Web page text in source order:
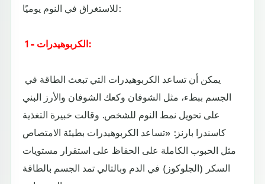
للاستغراق في النوم يوميًا:
1 - الكربوهيدرات:
الجسم ببطء، مثل الشوفان وكعك الشوفان والأرز البني
على تحويل نمط النوم للشخص. وقالت خبيرة التغذية
كاسندرا بارنز: «تساعد الكربوهيدرات بطيئة الامتصاص
مثل الحبوب الكاملة على الحفاظ على استقرار مستويات
السكر (الجلوكوز) في الدم وبالتالي تمد الجسم بالطاقة